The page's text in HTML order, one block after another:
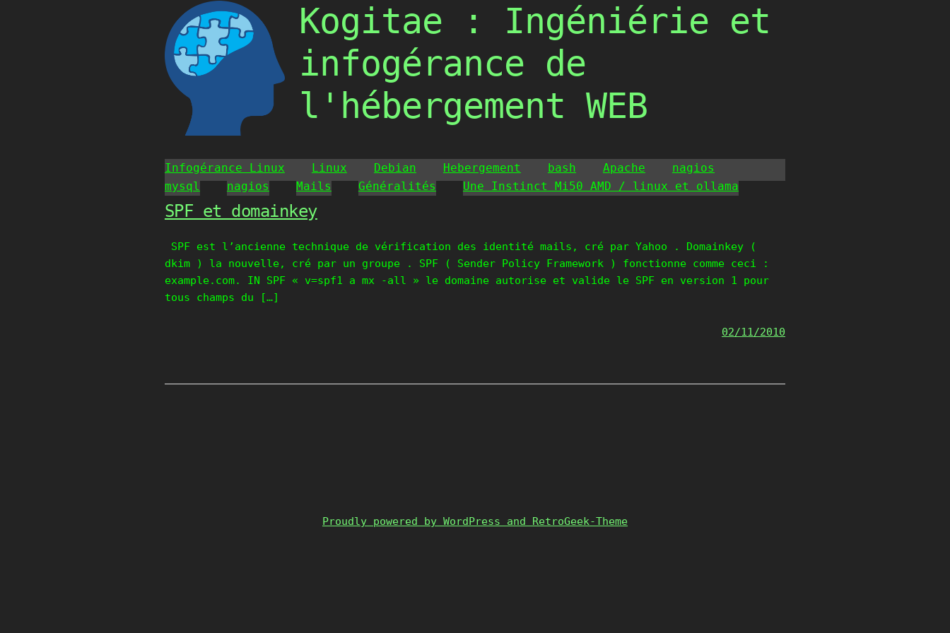
Skip
to
content
Kogitae : Ingéniérie et
infogérance de
l'hébergement WEB
Infogérance Linux Linux Debian Hebergement bash Apache
nagios
mysql
nagios Mails Généralités Une Instinct Mi50 AMD / linux et ollama
SPF et domainkey
SPF est l’ancienne technique de vérification des identité mails, cré par Yahoo . Domainkey (
dkim ) la nouvelle, cré par un groupe . SPF ( Sender Policy Framework ) fonctionne comme ceci :
example.com. IN SPF « v=spf1 a mx -all » le domaine autorise et valide le SPF en version 1 pour
tous champs du […]
02/11/2010
Proudly powered by WordPress and RetroGeek-Theme